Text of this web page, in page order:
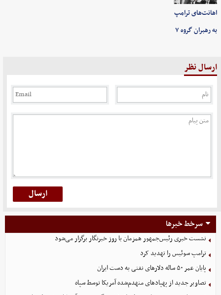
اهانت‌های ترامپ
به رهبران گروه ۷
ارسال نظر
سرخط خبرها
نشست خبری رئیس‌جمهور همزمان با روز خبرنگار برگزار می‌شود
ترامپ سوئیس را تهدید کرد
پایان عمر ۵۰ ساله دلارهای نفتی به دست ایران
تصاویر جدید از پهپادهای منهدم‌شده آمریکا توسط سپاه